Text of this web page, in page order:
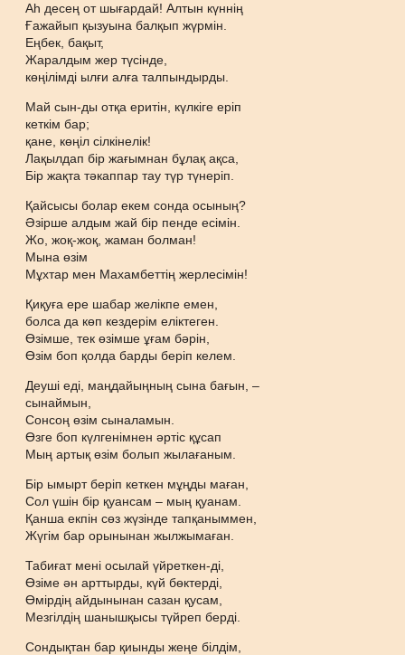
Аһ десең от шығардай! Алтын күннің
Ғажайып қызуына балқып жүрмін.
Еңбек, бақыт,
Жаралдым жер түсінде,
көңілімді ылғи алға талпындырды.
Май сын-ды отқа еритін, күлкіге еріп
кеткім бар;
қане, көңіл сілкінелік!
Лақылдап бір жағымнан бұлақ ақса,
Бір жақта тәкаппар тау түр түнеріп.
Қайсысы болар екем сонда осының?
Әзірше алдым жай бір пенде есімін.
Жо, жоқ-жоқ, жаман болман!
Мына өзім
Мұхтар мен Махамбеттің жерлесімін!
Қиқуға ере шабар желікпе емен,
болса да көп кездерім еліктеген.
Өзімше, тек өзімше ұғам бәрін,
Өзім боп қолда барды беріп келем.
Деуші еді, маңдайыңның сына бағын, –
сынаймын,
Сонсоң өзім сыналамын.
Өзге боп күлгенімнен әртіс құсап
Мың артық өзім болып жылағаным.
Бір ымырт беріп кеткен мұңды маған,
Сол үшін бір қуансам – мың қуанам.
Қанша екпін сөз жүзінде тапқаныммен,
Жүгім бар орынынан жылжымаған.
Табиғат мені осылай үйреткен-ді,
Өзіме ән арттырды, күй бөктерді,
Өмірдің айдынынан сазан қусам,
Мезгілдің шанышқысы түйреп берді.
Сондықтан бар қиынды жеңе білдім,